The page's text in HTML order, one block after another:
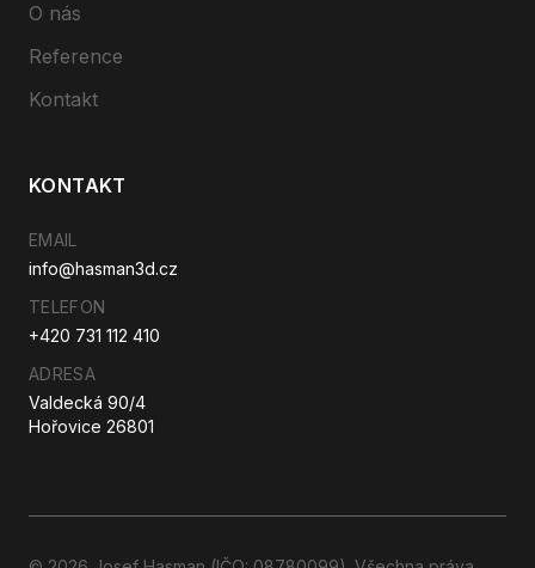
O nás
Reference
Kontakt
KONTAKT
EMAIL
info@hasman3d.cz
TELEFON
+420 731 112 410
ADRESA
Valdecká 90/4
Hořovice 26801